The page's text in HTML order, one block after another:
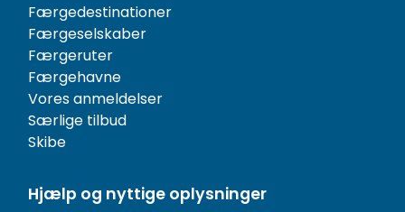
Færgedestinationer
Færgeselskaber
Færgeruter
Færgehavne
Vores anmeldelser
Særlige tilbud
Skibe
Hjælp og nyttige oplysninger